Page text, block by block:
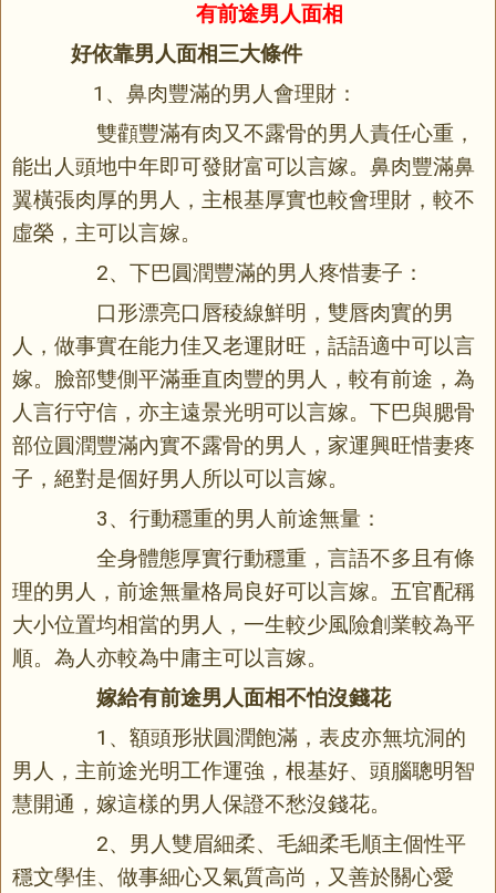
有前途男人面相
好依靠男人面相三大條件
1、鼻肉豐滿的男人會理財：
雙顴豐滿有肉又不露骨的男人責任心重，
能出人頭地中年即可發財富可以言嫁。鼻肉豐滿鼻
翼橫張肉厚的男人，主根基厚實也較會理財，較不
虛榮，主可以言嫁。
2、下巴圓潤豐滿的男人疼惜妻子：
口形漂亮口唇稜線鮮明，雙唇肉實的男
人，做事實在能力佳又老運財旺，話語適中可以言
嫁。臉部雙側平滿垂直肉豐的男人，較有前途，為
人言行守信，亦主遠景光明可以言嫁。下巴與腮骨
部位圓潤豐滿內實不露骨的男人，家運興旺惜妻疼
子，絕對是個好男人所以可以言嫁。
3、行動穩重的男人前途無量：
全身體態厚實行動穩重，言語不多且有條
理的男人，前途無量格局良好可以言嫁。五官配稱
大小位置均相當的男人，一生較少風險創業較為平
順。為人亦較為中庸主可以言嫁。
嫁給有前途男人面相不怕沒錢花
1、額頭形狀圓潤飽滿，表皮亦無坑洞的
男人，主前途光明工作運強，根基好、頭腦聰明智
慧開通，嫁這樣的男人保證不愁沒錢花。
2、男人雙眉細柔、毛細柔毛順主個性平
穩文學佳、做事細心又氣質高尚，又善於關心愛